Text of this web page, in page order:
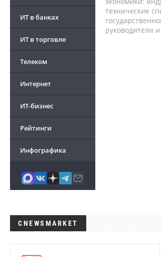
ИТ в банках
ИТ в торговле
Телеком
Интернет
ИТ-бизнес
Рейтинги
Инфографика
технические
руководители
CNEWSMARKET